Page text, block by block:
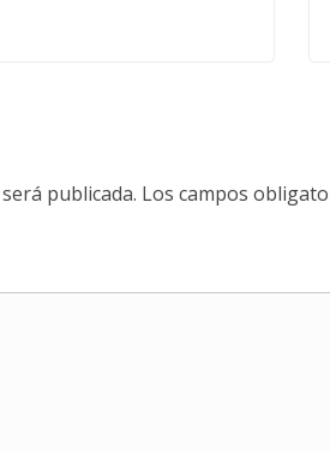
publicada. Los campos